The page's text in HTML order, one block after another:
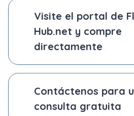
Visite el portal de
Hub.net y compre
directamente
Contáctenos para
consulta gratuita